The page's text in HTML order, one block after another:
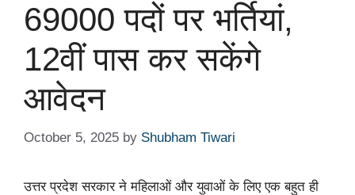
69000 पदों पर भर्तियां,
12वीं पास कर सकेंगे
आवेदन
October 5, 2025 by Shubham Tiwari
उत्तर प्रदेश सरकार ने महिलाओं और युवाओं के लिए एक बहुत ही